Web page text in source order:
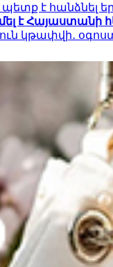
է հանձնել
է Հայաստանի
կթափվի․